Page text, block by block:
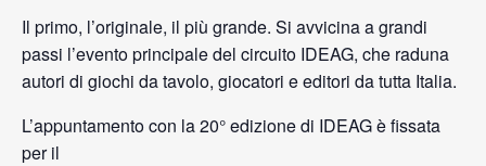
Il primo, l’originale, il più grande. Si avvicina a grandi
passi l’evento principale del circuito IDEAG, che raduna
autori di giochi da tavolo, giocatori e editori da tutta Italia.
L’appuntamento con la 20° edizione di IDEAG è fissata
per il